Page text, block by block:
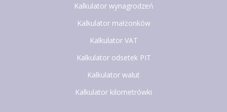
Kalkulator wynagrodzeń
Kalkulator małżonków
Kalkulator VAT
Kalkulator odsetek PIT
Kalkulator walut
Kalkulator kilometrówki